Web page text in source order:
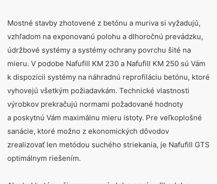
Mostné stavby zhotovené z betónu a muriva si vyžadujú,
vzhľadom na exponovanú polohu a dlhoročnú prevádzku,
údržbové systémy a systémy ochrany povrchu šité na
mieru. V podobe Nafufill KM 230 a Nafufill KM 250 sú Vám
k dispozícii systémy na náhradnú reprofiláciu betónu, ktoré
vyhovejú všetkým požiadavkám. Technické vlastnosti
výrobkov prekračujú normami požadované hodnoty
a poskytnú Vám maximálnu mieru istoty. Pre veľkoplošné
sanácie, ktoré možno z ekonomických dôvodov
zrealizovať len metódou suchého striekania, je Nafufill GTS
optimálnym riešením.